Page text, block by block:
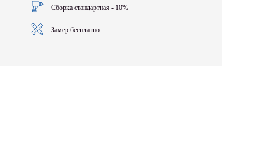
Сборка стандартная - 10%
Замер бесплатно